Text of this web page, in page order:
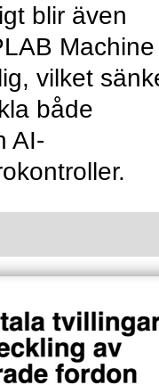
blir även
Machine
vilket
både
AI-